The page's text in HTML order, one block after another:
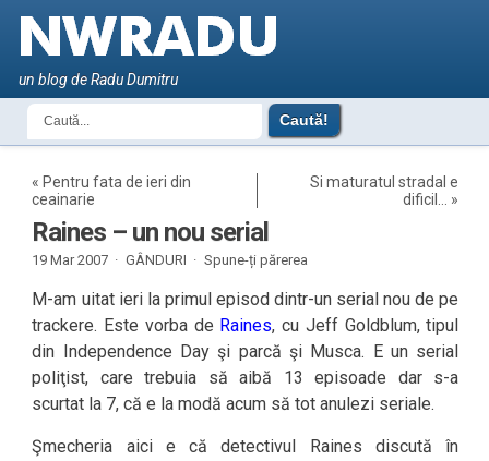
un blog de Radu Dumitru
« Pentru fata de ieri din
ceainarie
Si maturatul stradal e
dificil…
»
Raines – un nou serial
19 Mar 2007 · GÂNDURI · Spune-ți părerea
M-am uitat ieri la primul episod dintr-un serial nou de pe
trackere. Este vorba de Raines, cu Jeff Goldblum, tipul
din Independence Day şi parcă şi Musca. E un serial
poliţist, care trebuia să aibă 13 episoade dar s-a
scurtat la 7, că e la modă acum să tot anulezi seriale.
Şmecheria aici e că detectivul Raines discută în